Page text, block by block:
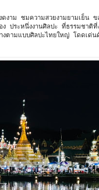
าม ชมความสวยงามยามเย็น ข
ประหนึ่งงานศิลปะ ที่ธรรมชาติที่
งตามแบบศิลปะไทยใหญ่ โดดเด่